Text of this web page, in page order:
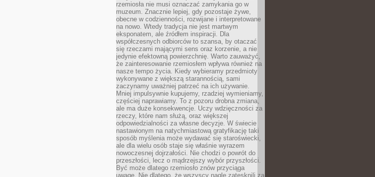
rzemiosła nie musi oznaczać zamykania go w
muzeum. Znacznie lepiej, gdy pozostaje żywe,
obecne w codzienności, rozwijane i interpretowane
na nowo. Wtedy tradycja nie jest martwym
eksponatem, ale źródłem inspiracji. Dla
współczesnych odbiorców to szansa, by otaczać
się rzeczami mającymi sens oraz korzenie, a nie
jedynie efektowną powierzchnię. Warto zauważyć,
że zainteresowanie rzemiosłem wpływa również na
nasze tempo życia. Kiedy wybieramy przedmioty
wykonywane z większą starannością, sami
zaczynamy uważniej patrzeć na ich używanie.
Mniej impulsywnie kupujemy, rzadziej wymieniamy,
częściej naprawiamy. To z pozoru drobna zmiana,
ale ma duże konsekwencje. Uczy wdzięczności za
rzeczy, które nam służą, oraz większej
odpowiedzialności za własne decyzje. W świecie
nastawionym na natychmiastową gratyfikację taki
sposób myślenia może wydawać się staroświecki,
ale dla wielu osób staje się właśnie wyrazem
nowoczesnej dojrzałości. Nie chodzi o powrót do
przeszłości, lecz o mądrzejszy wybór przyszłości.
Być może dlatego rzemiosło znów przyciąga
uwagę. Nie dlatego, że wszyscy nagle zatęsknili za